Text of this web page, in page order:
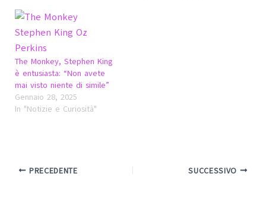
The Monkey, Stephen King
è entusiasta: “Non avete
mai visto niente di simile”
Gennaio 28, 2025
In "Notizie e Curiosità"
PRECEDENTE SUCCESSIVO